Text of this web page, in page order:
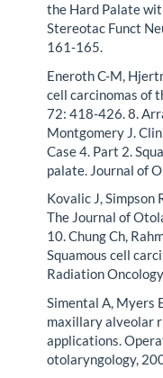
the Hard Palate
Stereotac Funct
161-165.
Eneroth C-M,
cell carcinomas of
72: 418-426. 8.
Montgomery J.
Case 4. Part 2.
palate. Journal of
Kovalic J, Simpson
The Journal of
10. Chung Ch,
Squamous cell
Radiation
Simental A, Myers
maxillary alveolar
applications.
otolaryngology,